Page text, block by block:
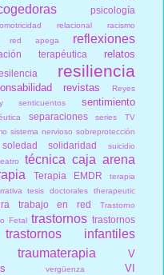
psicología
relacional
racismo
red apega reflexiones
terapéutica relatos
resiliencia
revistas
Reyes
senticuentos sentimiento
separaciones
series TV
sistema nervioso sobreprotección
soledad solidaridad suicidio
técnica caja arena
Terapia EMDR
terapia
tesis doctorales
therapeutic
trabajo en red
Trastorno
Fetal trastornos trastornos
trastornos infantiles
traumaterapia
V
vergüenza
VI